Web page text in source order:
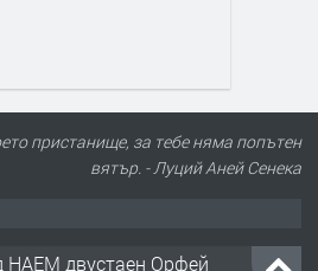
пристанище, за тебе няма попътен
вятър. - Луций Аней Сенека
НАЕМ двустаен Орфей